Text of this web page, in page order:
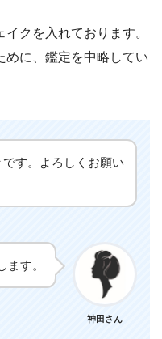
クを入れております。
めに、鑑定を中略してい
す。よろしくお願い
ます。
神田さん